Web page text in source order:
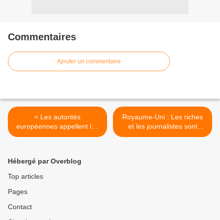
Commentaires
Ajouter un commentaire
< Les autorités
européennes appellent les
banques à se préparer au
Royaume-Uni : Les riches
et les journalistes sont
dispensés de la
Hébergé par Overblog
Top articles
Pages
Contact